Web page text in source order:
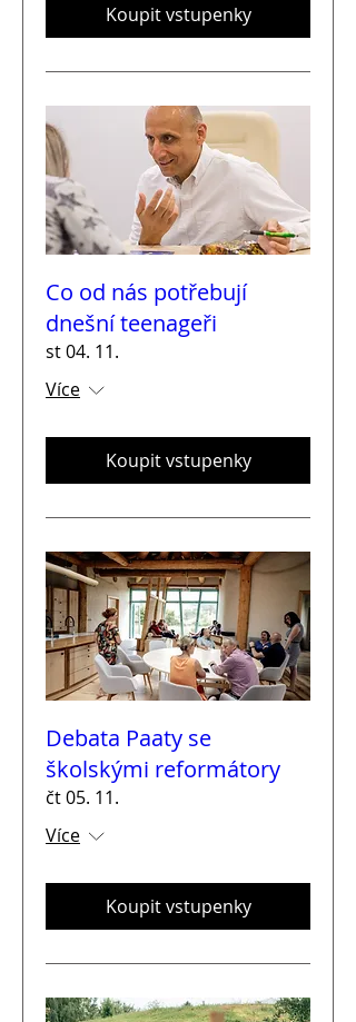
Koupit vstupenky
Co od nás potřebují
dnešní teenageři
st 04. 11.
Více
Koupit vstupenky
Debata Paaty se
školskými reformátory
čt 05. 11.
Více
Koupit vstupenky